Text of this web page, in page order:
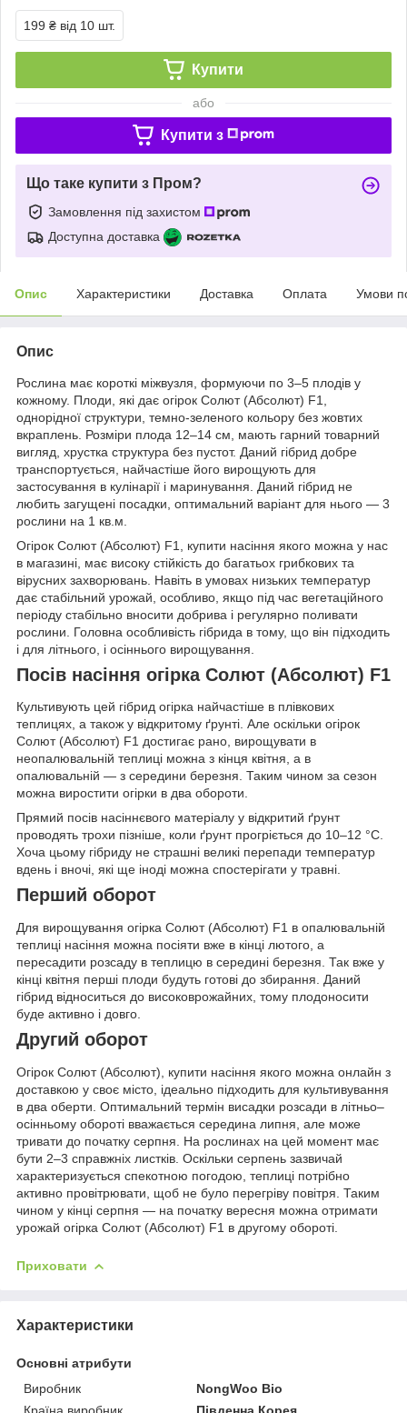
199 ₴ від 10 шт.
Купити
або
Купити з
Що таке купити з Пром?
Замовлення під захистом
Доступна доставка
Опис Характеристики Доставка Оплата Умови
Опис
Рослина має короткі міжвузля, формуючи по 3–5 плодів у
кожному. Плоди, які дає огірок Солют (Абсолют) F1,
однорідної структури, темно-зеленого кольору без жовтих
вкраплень. Розміри плода 12–14 см, мають гарний товарний
вигляд, хрустка структура без пустот. Даний гібрид добре
транспортується, найчастіше його вирощують для
застосування в кулінарії і маринування. Даний гібрид не
любить загущені посадки, оптимальний варіант для нього — 3
рослини на 1 кв.м.
Огірок Солют (Абсолют) F1, купити насіння якого можна у нас
в магазині, має високу стійкість до багатьох грибкових та
вірусних захворювань. Навіть в умовах низьких температур
дає стабільний урожай, особливо, якщо під час вегетаційного
періоду стабільно вносити добрива і регулярно поливати
рослини. Головна особливість гібрида в тому, що він підходить
і для літнього, і осіннього вирощування.
Посів насіння огірка Солют (Абсолют) F1
Культивують цей гібрид огірка найчастіше в плівкових
теплицях, а також у відкритому ґрунті. Але оскільки огірок
Солют (Абсолют) F1 достигає рано, вирощувати в
неопалювальній теплиці можна з кінця квітня, а в
опалювальній — з середини березня. Таким чином за сезон
можна виростити огірки в два обороти.
Прямий посів насіннєвого матеріалу у відкритий ґрунт
проводять трохи пізніше, коли ґрунт прогріється до 10–12 °С.
Хоча цьому гібриду не страшні великі перепади температур
вдень і вночі, які ще іноді можна спостерігати у травні.
Перший оборот
Для вирощування огірка Солют (Абсолют) F1 в опалювальній
теплиці насіння можна посіяти вже в кінці лютого, а
пересадити розсаду в теплицю в середині березня. Так вже у
кінці квітня перші плоди будуть готові до збирання. Даний
гібрид відноситься до високоврожайних, тому плодоносити
буде активно і довго.
Другий оборот
Огірок Солют (Абсолют), купити насіння якого можна онлайн з
доставкою у своє місто, ідеально підходить для культивування
в два оберти. Оптимальний термін висадки розсади в літньо–
осінньому обороті вважається середина липня, але може
тривати до початку серпня. На рослинах на цей момент має
бути 2–3 справжніх листків. Оскільки серпень зазвичай
характеризується спекотною погодою, теплиці потрібно
активно провітрювати, щоб не було перегріву повітря. Таким
чином у кінці серпня — на початку вересня можна отримати
урожай огірка Солют (Абсолют) F1 в другому обороті.
Приховати
Характеристики
Основні атрибути
Виробник
NongWoo Bio
Країна виробник
Південна Корея